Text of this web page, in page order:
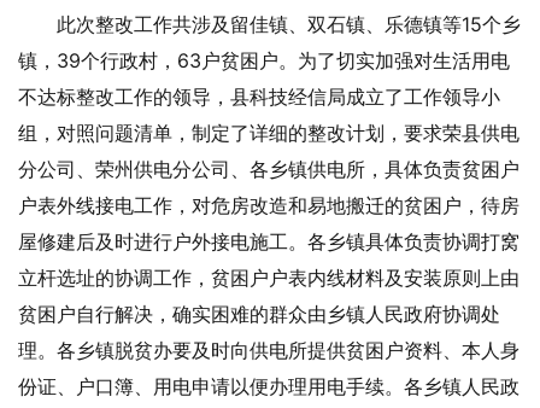
此次整改工作共涉及留佳镇、双石镇、乐德镇等15个乡
镇，39个行政村，63户贫困户。为了切实加强对生活用电
不达标整改工作的领导，县科技经信局成立了工作领导小
组，对照问题清单，制定了详细的整改计划，要求荣县供电
分公司、荣州供电分公司、各乡镇供电所，具体负责贫困户
户表外线接电工作，对危房改造和易地搬迁的贫困户，待房
屋修建后及时进行户外接电施工。各乡镇具体负责协调打窝
立杆选址的协调工作，贫困户户表内线材料及安装原则上由
贫困户自行解决，确实困难的群众由乡镇人民政府协调处
理。各乡镇脱贫办要及时向供电所提供贫困户资料、本人身
份证、户口簿、用电申请以便办理用电手续。各乡镇人民政